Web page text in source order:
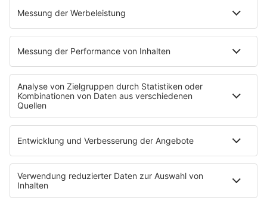
Newsletter
Jobs & Praktika
Pressekontakt
Pressemeldungen
WERBUNG
Mediadaten und Preisliste
Ansprechpartner
RECHTLICHES
Impressum
Datenschutz
Datenschutzeinstellungen